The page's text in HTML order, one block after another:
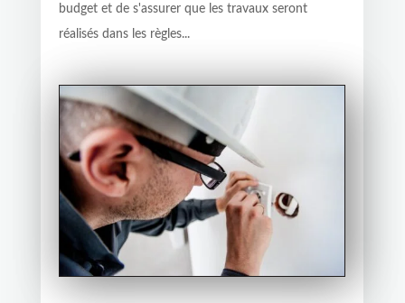
budget et de s'assurer que les travaux seront
réalisés dans les règles...